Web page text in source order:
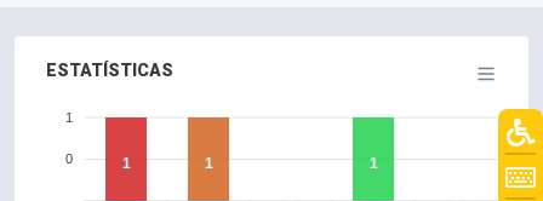
ESTATÍSTICAS
1
0 1
1
1